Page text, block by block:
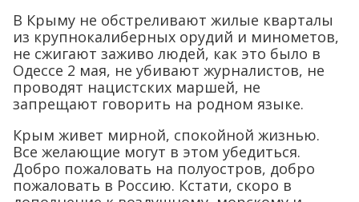
В Крыму не обстреливают жилые кварталы
из крупнокалиберных орудий и минометов,
не сжигают заживо людей, как это было в
Одессе 2 мая, не убивают журналистов, не
проводят нацистских маршей, не
запрещают говорить на родном языке.
Крым живет мирной, спокойной жизнью.
Все желающие могут в этом убедиться.
Добро пожаловать на полуостров, добро
пожаловать в Россию. Кстати, скоро в